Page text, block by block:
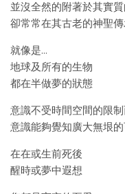
並沒全然的附著於其實
卻常常在其古老的神聖
就像是…
地球及所有的生物
都在半做夢的狀態
意識不受時間空間的限
意識能夠覺知廣大無垠
在在或生前死後
醒時或夢中遐想